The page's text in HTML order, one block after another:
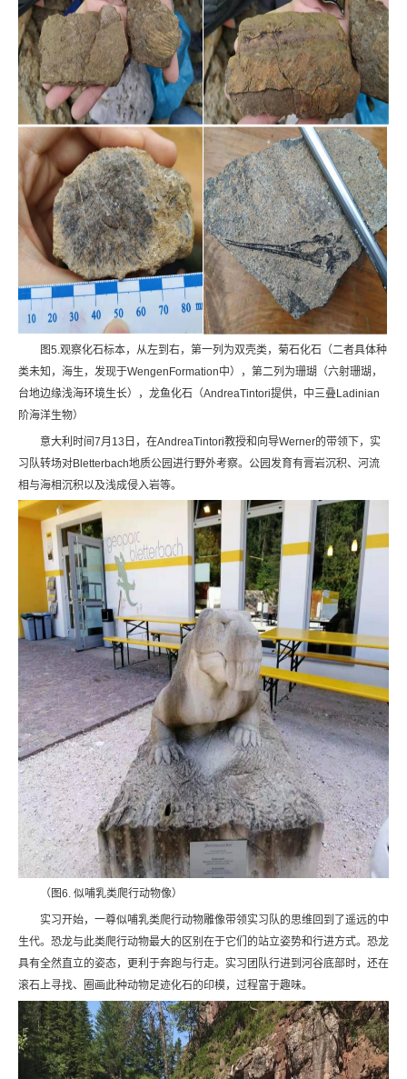
图5.观察化石标本，从左到右，第一列为双壳类，菊石化石（二者具体种
类未知，海生，发现于WengenFormation中），第二列为珊瑚（六射珊瑚，
台地边缘浅海环境生长），龙鱼化石（AndreaTintori提供，中三叠Ladinian
阶海洋生物）
意大利时间7月13日，在AndreaTintori教授和向导Werner的带领下，实
习队转场对Bletterbach地质公园进行野外考察。公园发育有膏岩沉积、河流
相与海相沉积以及浅成侵入岩等。
（图6. 似哺乳类爬行动物像）
实习开始，一尊似哺乳类爬行动物雕像带领实习队的思维回到了遥远的中
生代。恐龙与此类爬行动物最大的区别在于它们的站立姿势和行进方式。恐龙
具有全然直立的姿态，更利于奔跑与行走。实习团队行进到河谷底部时，还在
滚石上寻找、圈画此种动物足迹化石的印模，过程富于趣味。